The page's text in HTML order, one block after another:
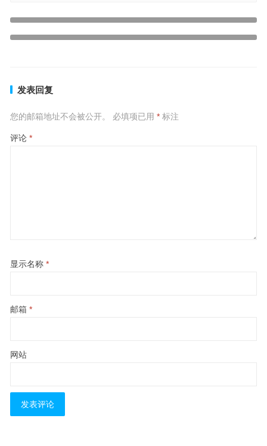
发表回复
您的邮箱地址不会被公开。 必填项已用 *标注
评论 *
显示名称 *
邮箱 *
网站